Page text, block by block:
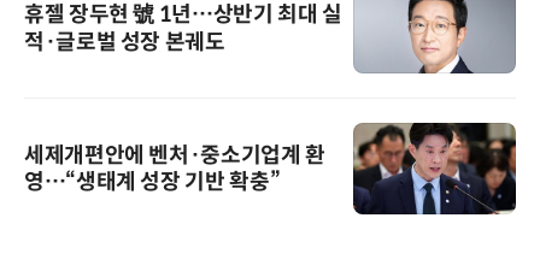
휴젤 장두현 號 1년…상반기 최대 실
적·글로벌 성장 본궤도
세제개편안에 벤처·중소기업계 환
영…“생태계 성장 기반 확충”